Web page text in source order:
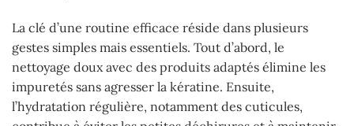
La clé d’une routine efficace réside dans plusieurs
gestes simples mais essentiels. Tout d’abord, le
nettoyage doux avec des produits adaptés élimine les
impuretés sans agresser la kératine. Ensuite,
l’hydratation régulière, notamment des cuticules,